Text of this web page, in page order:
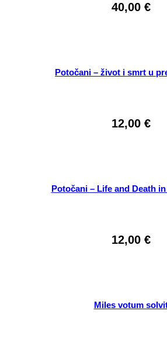
40,00 €
Potočani – život i smrt u
12,00 €
Potočani – Life and Death
12,00 €
Miles votum